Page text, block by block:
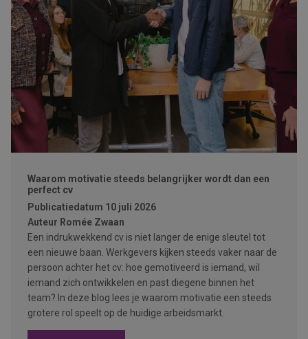
Waarom motivatie steeds belangrijker wordt dan een
perfect cv
Publicatiedatum 10 juli 2026
Auteur Romée Zwaan
Een indrukwekkend cv is niet langer de enige sleutel tot
een nieuwe baan. Werkgevers kijken steeds vaker naar de
persoon achter het cv: hoe gemotiveerd is iemand, wil
iemand zich ontwikkelen en past diegene binnen het
team? In deze blog lees je waarom motivatie een steeds
grotere rol speelt op de huidige arbeidsmarkt.